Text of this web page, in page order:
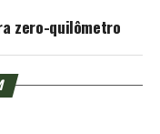
zero-quilômetro